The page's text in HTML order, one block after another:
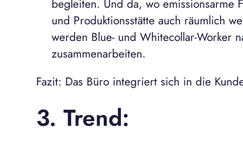
begleiten. Und da, wo emissionsarme
und Produktionsstätte auch räumlich
werden Blue- und Whitecollar-Worker
zusammenarbeiten.
Fazit: Das Büro integriert sich in die
3. Trend: